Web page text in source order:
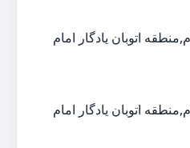
اتوبان یادگار امام
اتوبان یادگار امام